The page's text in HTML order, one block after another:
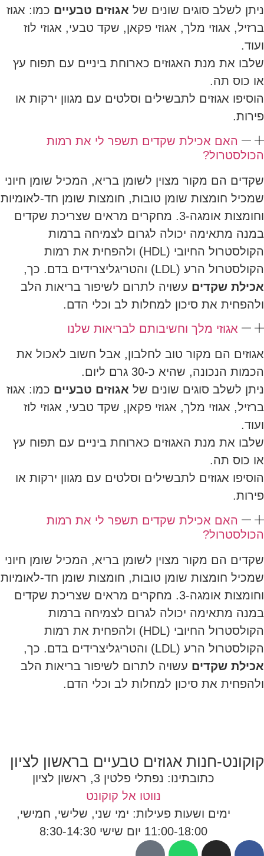
ניתן לשלב סוגים שונים של אגוזים טבעיים כמו: אגוז
ברזיל, אגוזי מלך, אגוזי פקאן, שקד טבעי, אגוזי לוז
ועוד.
שלבו את מנת האגוזים כארוחת ביניים עם תפוח עץ
או כוס תה.
הוסיפו אגוזים לתבשילים וסלטים עם מגוון ירקות או
פירות.
האם אכילת שקדים תשפר לי את רמות
הכולסטרול?
שקדים הם מקור מצוין לשומן בריא, המכיל שומן חיוני
שמכיל חומצות שומן טובות, חומצות שומן חד-לאומיות
וחומצות אומגה-3. מחקרים מראים שצריכת שקדים
במנה מתאימה יכולה לגרום לצמיחה ברמות
הקולסטרול החיובי (HDL) ולהפחית את רמות
הקולסטרול הרע (LDL) והטריגליצרידים בדם. כך,
אכילת שקדים עשויה לתרום לשיפור בריאות הלב
ולהפחית את סיכון למחלות לב וכלי הדם.
אגוזי מלך וחשיבותם לבריאות שלנו
אגוזים הם מקור טוב לחלבון, אבל חשוב לאכול את
הכמות הנכונה, שהיא כ-30 גרם ליום.
ניתן לשלב סוגים שונים של אגוזים טבעיים כמו: אגוז
ברזיל, אגוזי מלך, אגוזי פקאן, שקד טבעי, אגוזי לוז
ועוד.
שלבו את מנת האגוזים כארוחת ביניים עם תפוח עץ
או כוס תה.
הוסיפו אגוזים לתבשילים וסלטים עם מגוון ירקות או
פירות.
האם אכילת שקדים תשפר לי את רמות
הכולסטרול?
שקדים הם מקור מצוין לשומן בריא, המכיל שומן חיוני
שמכיל חומצות שומן טובות, חומצות שומן חד-לאומיות
וחומצות אומגה-3. מחקרים מראים שצריכת שקדים
במנה מתאימה יכולה לגרום לצמיחה ברמות
הקולסטרול החיובי (HDL) ולהפחית את רמות
הקולסטרול הרע (LDL) והטריגליצרידים בדם. כך,
אכילת שקדים עשויה לתרום לשיפור בריאות הלב
ולהפחית את סיכון למחלות לב וכלי הדם.
קוקונט-חנות אגוזים טבעיים בראשון לציון
כתובתינו: נפתלי פלטין 3, ראשון לציון
נווטו אל קוקונט
ימים ושעות פעילות: ימי שני, שלישי, חמישי,
11:00-18:00 יום שישי 8:30-14:30